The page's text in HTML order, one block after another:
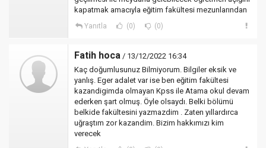
kapatmak amacıyla eğitim fakültesi mezunlarından
Yanıtla (0) (0)
Fatih hoca / 13/12/2022 16:34
Kaç doğumlusunuz Bilmiyorum. Bilgiler eksik ve
yanlış. Eger adalet var ise ben eğitim fakültesi
kazandigimda olmayan Kpss ile Atama okul devam
ederken şart olmuş. Öyle olsaydı. Belki bölümü
belkide fakültesini yazmazdim . Zaten yıllardırca
uğraştım zor kazandim. Bizim hakkımızı kim
verecek